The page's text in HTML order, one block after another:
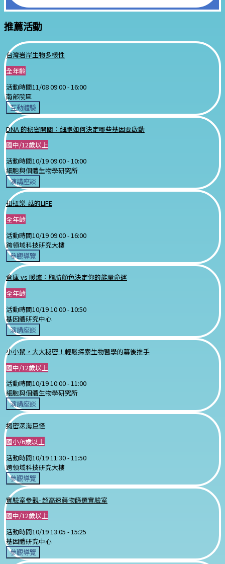
推薦活動
台灣岩岸生物多樣性
全年齡
活動時間11/08 09:00 - 16:00
南部院區
互動體驗
DNA 的秘密開關：細胞如何決定哪些基因要啟動
國中/12歲以上
活動時間10/19 09:00 -10:00
細胞與個體生物學研究所
演講座談
扭扭樂-菇的LIFE
全年齡
活動時間10/19 09:00 - 16:00
跨領域科技研究大樓
參觀導覽
倉庫 vs 暖爐：脂肪顏色決定你的能量命運
全年齡
活動時間10/19 10:00 -10:50
基因體研究中心
演講座談
小小鼠，大大秘密！輕鬆探索生物醫學的幕後推手
國中/12歲以上
活動時間10/19 10:00 -11:00
細胞與個體生物學研究所
演講座談
揭密深海巨怪
國小/6歲以上
活動時間10/19 11:30 - 11:50
跨領域科技研究大樓
參觀導覽
實驗室參觀- 超高速藥物篩選實驗室
國中/12歲以上
活動時間10/19 13:05 -15:25
基因體研究中心
參觀導覽